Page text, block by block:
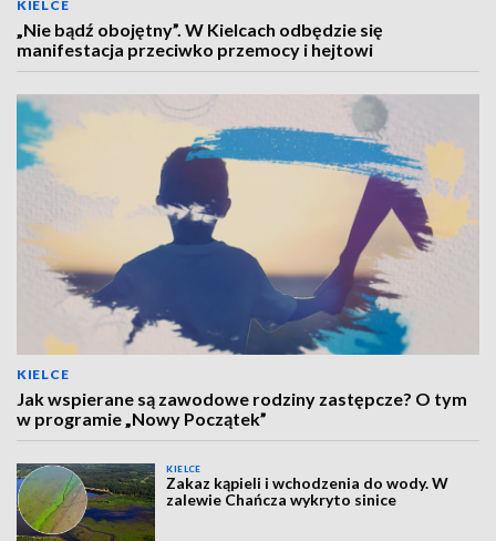
KIELCE
„Nie bądź obojętny”. W Kielcach odbędzie się
manifestacja przeciwko przemocy i hejtowi
KIELCE
Jak wspierane są zawodowe rodziny zastępcze? O tym
w programie „Nowy Początek”
KIELCE
Zakaz kąpieli i wchodzenia do wody. W
zalewie Chańcza wykryto sinice